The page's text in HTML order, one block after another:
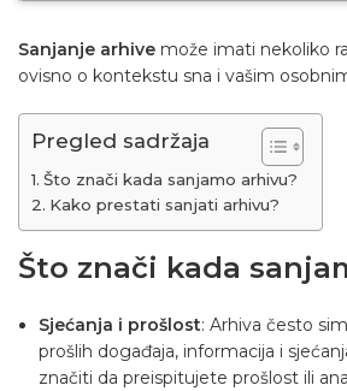
Sanjanje arhive može imati nekoliko
ovisno o kontekstu sna i vašim
Pregled sadržaja
Što znači kada sanjamo arhivu?
Kako prestati sanjati arhivu?
Što znači kada
Sjećanja i prošlost: Arhiva često
prošlih događaja, informacija i
značiti da preispitujete prošlost ili